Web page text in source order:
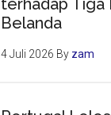
terhadap Tiga
Belanda
4 Juli 2026 By zam